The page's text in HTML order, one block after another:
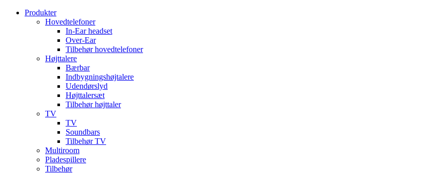
VidereProdukter
Hovedtelefoner
In-Ear headset
Over-Ear
Tilbehør hovedtelefoner
Højttalere
Bærbar
Indbygningshøjtalere
Udendørslyd
Højttalersæt
Tilbehør højttaler
TV
TV
Soundbars
Tilbehør TV
Multiroom
Pladespillere
Tilbehør